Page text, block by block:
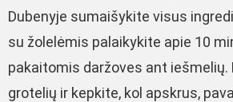
Dubenyje sumaišykite visus
su žolelėmis palaikykite apie 10
pakaitomis daržoves ant iešmelių.
grotelių ir kepkite, kol apskrus,